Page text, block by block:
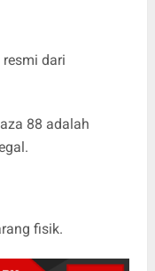
dari
88 adalah
fisik.